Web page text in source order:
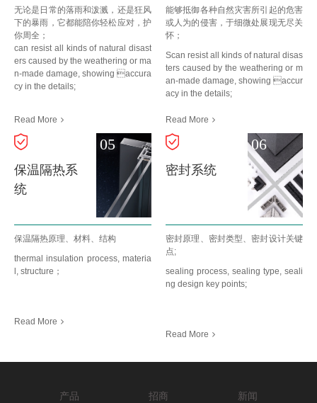
无论是日常的落雨和泼溅，还是狂风
下的暴雨，它都能陪你轻松应对，护
你周全；
can resist all kinds of natural disast
ers caused by the weathering or ma
n-made damage, showing accura
cy in the details;
Read More
能够抵御各种自然灾害所引起的危害
或人为的侵害，于细微处展现无尽关
怀；
Scan resist all kinds of natural disas
ters caused by the weathering or m
an-made damage, showing accur
acy in the details;
Read More
保温隔热系
统
05
保温隔热原理、材料、结构
thermal insulation process, materia
l, structure；
Read More
密封系统
06
密封原理、密封类型、密封设计关键
点;
sealing process, sealing type, seali
ng design key points;
Read More
产品 招商 新闻